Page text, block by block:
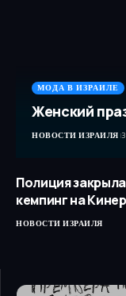
МОДА В ИЗРАИЛЕ
Женский
НОВОСТИ ИЗРАИЛЯ
Полиция
кемпинг на
НОВОСТИ ИЗРАИЛЯ